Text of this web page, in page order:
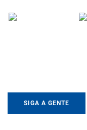
SIGA A GENTE